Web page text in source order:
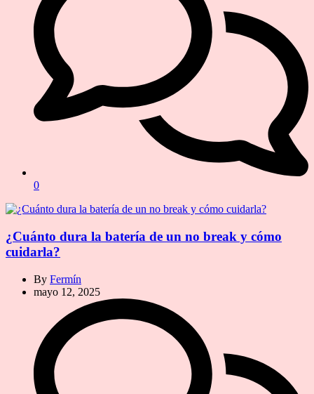
0
¿Cuánto dura la batería de un no break y cómo
cuidarla?
By Fermín
mayo 12, 2025